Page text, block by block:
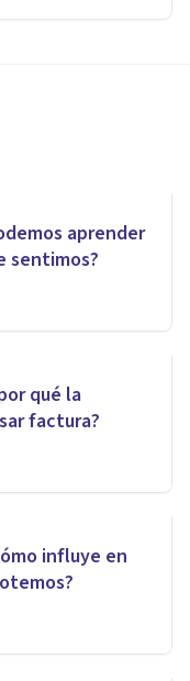
aprender
sentimos?
qué la
factura?
influye en